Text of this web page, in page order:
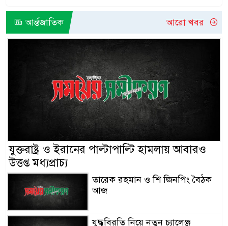
আর্ন্তজাতিক আরো খবর
যুক্তরাষ্ট্র ও ইরানের পাল্টাপাল্টি হামলায় আবারও
উত্তপ্ত মধ্যপ্রাচ্য
তারেক রহমান ও শি জিনপিং বৈঠক
আজ
যুদ্ধবিরতি নিয়ে নতুন চ্যালেঞ্জ